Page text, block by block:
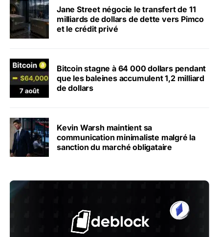
Jane Street négocie le transfert de 11
milliards de dollars de dette vers Pimco
et le crédit privé
Bitcoin stagne à 64 000 dollars pendant
que les baleines accumulent 1,2 milliard
de dollars
Kevin Warsh maintient sa
communication minimaliste malgré la
sanction du marché obligataire